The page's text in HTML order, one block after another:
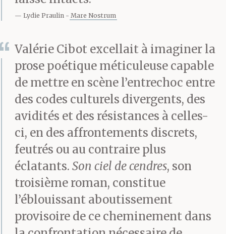
laine. Il mange, il crie, il
pose sur les fronts des
baisers framboise dont
on ne sait que faire. Le
calme n’a pas sa place
ici. Il est bien trop
dangereux…
Mon silence ronce et
leur chagrin mobile se
Lydie Praulin Mare Nostrum
Valérie Cibot excellait à imaginer la
prose poétique méticuleuse capable
de mettre en scène l’entrechoc entre
des codes culturels divergents, des
avidités et des résistances à celles-
ci, en des affrontements discrets,
feutrés ou au contraire plus
éclatants. Son ciel de cendres, son
troisième roman, constitue
l’éblouissant aboutissement
provisoire de ce cheminement dans